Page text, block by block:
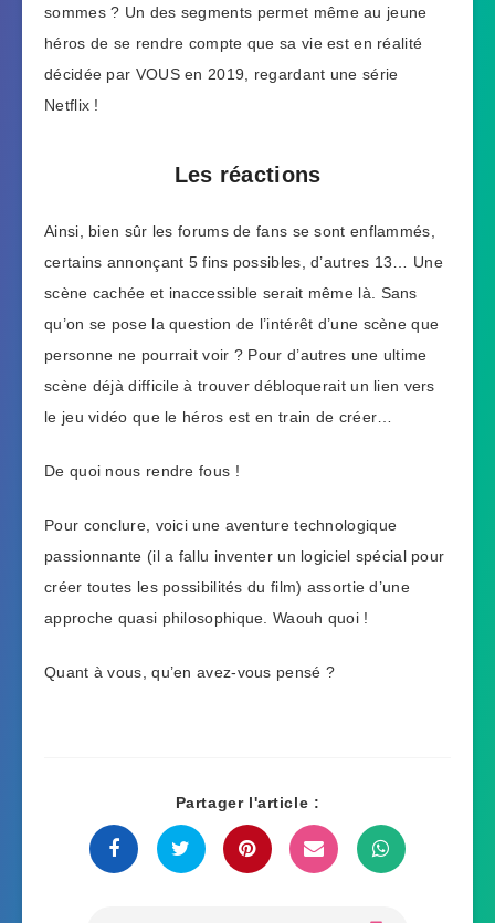
sommes ? Un des segments permet même au jeune
héros de se rendre compte que sa vie est en réalité
décidée par VOUS en 2019, regardant une série
Netflix !
Les réactions
Ainsi, bien sûr les forums de fans se sont enflammés,
certains annonçant 5 fins possibles, d’autres 13… Une
scène cachée et inaccessible serait même là. Sans
qu’on se pose la question de l’intérêt d’une scène que
personne ne pourrait voir ? Pour d’autres une ultime
scène déjà difficile à trouver débloquerait un lien vers
le jeu vidéo que le héros est en train de créer…
De quoi nous rendre fous !
Pour conclure, voici une aventure technologique
passionnante (il a fallu inventer un logiciel spécial pour
créer toutes les possibilités du film) assortie d’une
approche quasi philosophique. Waouh quoi !
Quant à vous, qu’en avez-vous pensé ?
Partager l'article :